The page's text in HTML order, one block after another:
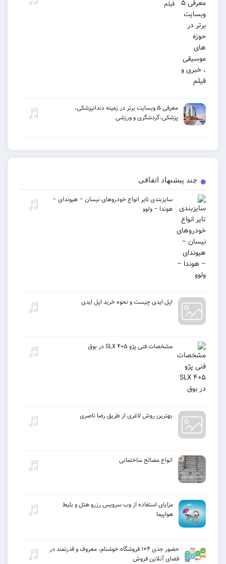
معرفی ۵ وبسایت برتر در زمینه دندانپزشکی،
پزشکی،گردشگری و ورزشی
اتفاقی
سایزبندی تایر انواع خودروهای نیسان – هیوندای –
هوندا – ولوو
اپل ایدی چیست و نحوه خرید اپل ایدی
مشخصات فنی پژو ۴۰۵ SLX در بوق
بهترین روش لاغری از طریق رضا ناصری
انواع مصالح ساختمانی
مزایای استفاده از وب سرویس رزرو هتل و بلیط
هواپیما
حضور جدی ۴+۱ فروشگاه خوشنام، معروف و قدرتمند در
فضای آنلاین فروش